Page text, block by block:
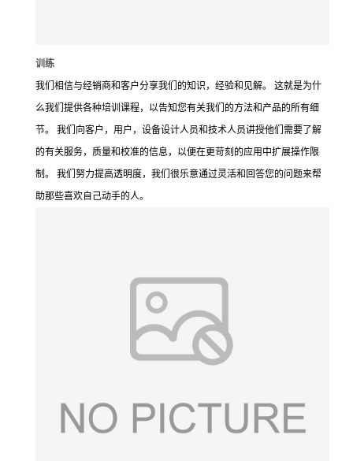
训练
我们相信与经销商和客户分享我们的知识，经验和见解。 这就是为什
么我们提供各种培训课程，以告知您有关我们的方法和产品的所有细
节。 我们向客户，用户，设备设计人员和技术人员讲授他们需要了解
的有关服务，质量和校准的信息，以便在更苛刻的应用中扩展操作限
制。 我们努力提高透明度，我们很乐意通过灵活和回答您的问题来帮
助那些喜欢自己动手的人。